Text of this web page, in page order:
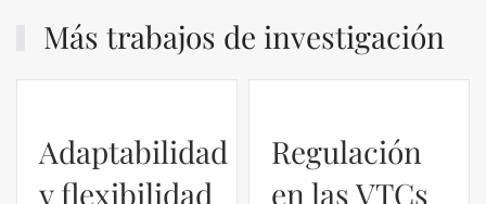
Más trabajos de investigación
Regulación
en las VTCs